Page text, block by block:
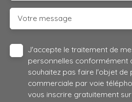
Votre message
J'accepte le traitement de
personnelles conformément
souhaitez pas faire l'objet de
commerciale par voie
vous inscrire gratuitement